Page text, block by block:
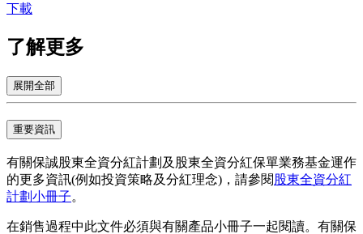
下載
了解更多
展開全部
重要資訊
有關保誠股東全資分紅計劃及股東全資分紅保單業務基金運作
的更多資訊(例如投資策略及分紅理念)，請參閱 股東全資分紅
計劃小冊子。
在銷售過程中此文件必須與有關產品小冊子一起閱讀。有關保